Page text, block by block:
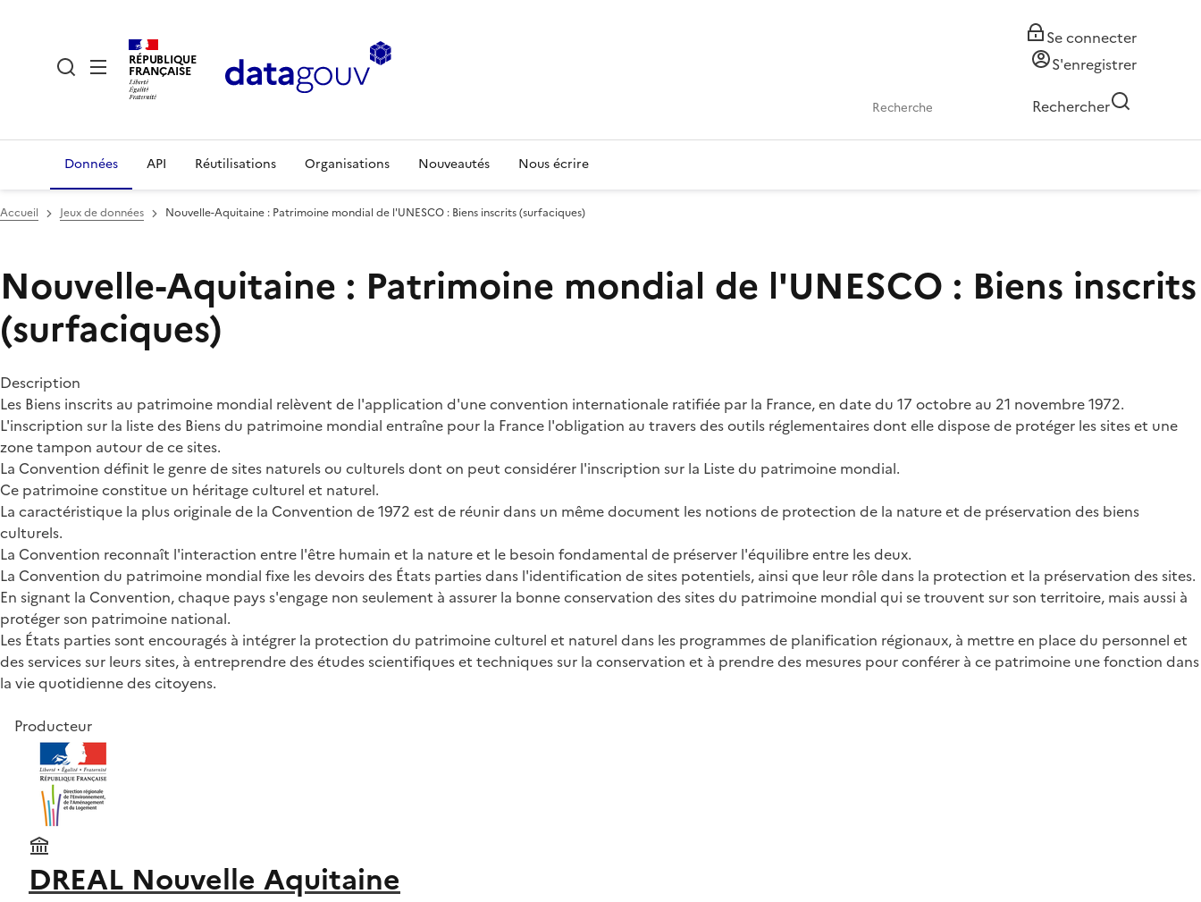
RÉPUBLIQUE
FRANÇAISE
Se connecter
S'enregistrer
Rechercher
Données API Réutilisations Organisations Nouveautés Nous écrire
Accueil Jeux de données Nouvelle-Aquitaine : Patrimoine mondial de l'UNESCO : Biens inscrits (surfaciques)
Nouvelle-Aquitaine : Patrimoine mondial de l'UNESCO : Biens inscrits
(surfaciques)
Description
Les Biens inscrits au patrimoine mondial relèvent de l'application d'une convention internationale ratifiée par la France, en date du 17 octobre au 21 novembre 1972.
L'inscription sur la liste des Biens du patrimoine mondial entraîne pour la France l'obligation au travers des outils réglementaires dont elle dispose de protéger les sites et une
zone tampon autour de ce sites.
La Convention définit le genre de sites naturels ou culturels dont on peut considérer l'inscription sur la Liste du patrimoine mondial.
Ce patrimoine constitue un héritage culturel et naturel.
La caractéristique la plus originale de la Convention de 1972 est de réunir dans un même document les notions de protection de la nature et de préservation des biens
culturels.
La Convention reconnaît l'interaction entre l'être humain et la nature et le besoin fondamental de préserver l'équilibre entre les deux.
La Convention du patrimoine mondial fixe les devoirs des États parties dans l'identification de sites potentiels, ainsi que leur rôle dans la protection et la préservation des sites.
En signant la Convention, chaque pays s'engage non seulement à assurer la bonne conservation des sites du patrimoine mondial qui se trouvent sur son territoire, mais aussi à
protéger son patrimoine national.
Les États parties sont encouragés à intégrer la protection du patrimoine culturel et naturel dans les programmes de planification régionaux, à mettre en place du personnel et
des services sur leurs sites, à entreprendre des études scientifiques et techniques sur la conservation et à prendre des mesures pour conférer à ce patrimoine une fonction dans
la vie quotidienne des citoyens.
Producteur
DREAL Nouvelle Aquitaine